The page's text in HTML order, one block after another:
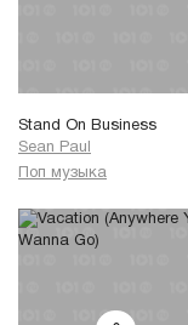
Stand On Business
Sean Paul
Поп музыка